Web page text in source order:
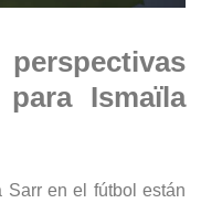
Ismaïla
Sarr en el fútbol están